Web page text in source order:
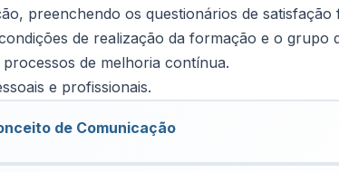
preenchendo os questionários de satisfação
de realização da formação e o grupo
de melhoria contínua.
e profissionais.
de Comunicação